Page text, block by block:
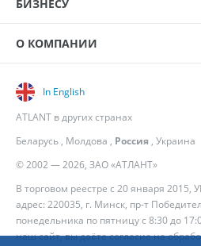
БИЗНЕСУ
О КОМПАНИИ
© 2002 — 2026, ЗАО «АТЛАНТ»
В торговом реестре с 20 января
адрес: 220035, г. Минск, пр-т
понедельника по пятницу с 8:30 до
наш сайт, вы даёте согласие на
In English
ATLANT в других странах
Беларусь , Молдова , Россия , Украина